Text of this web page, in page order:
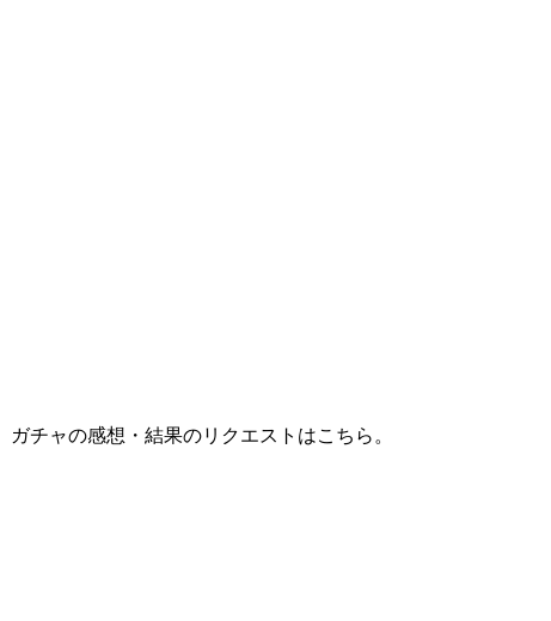
チャの感想・結果のリクエストはこちら。